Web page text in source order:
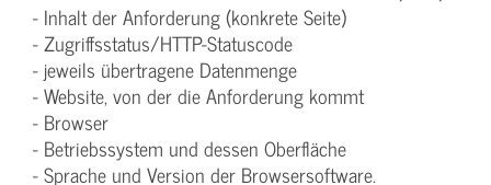
- Inhalt der Anforderung (konkrete Seite)
- Zugriffsstatus/HTTP-Statuscode
- jeweils übertragene Datenmenge
- Website, von der die Anforderung kommt
- Browser
- Betriebssystem und dessen Oberfläche
- Sprache und Version der Browsersoftware.